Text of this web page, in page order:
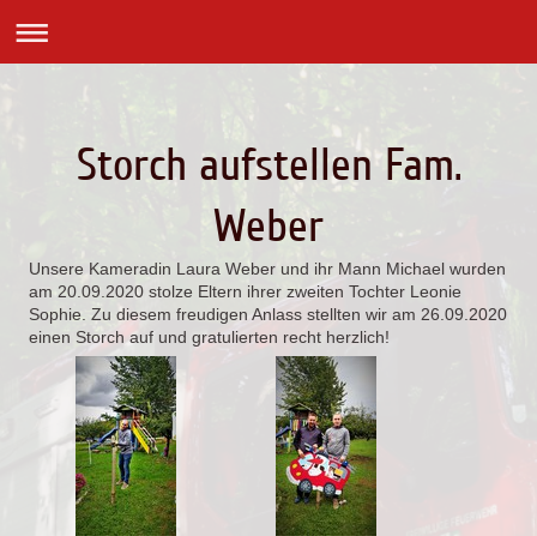
Storch aufstellen Fam.
Weber
Unsere Kameradin Laura Weber und ihr Mann Michael wurden
am 20.09.2020 stolze Eltern ihrer zweiten Tochter Leonie
Sophie. Zu diesem freudigen Anlass stellten wir am 26.09.2020
einen Storch auf und gratulierten recht herzlich!